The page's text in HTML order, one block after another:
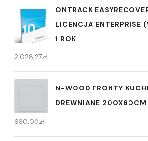
ONTRACK
LICENCJA ENTERPRISE
1 ROK
2 028,27zł
N-WOOD FRONTY
DREWNIANE
660,00zł